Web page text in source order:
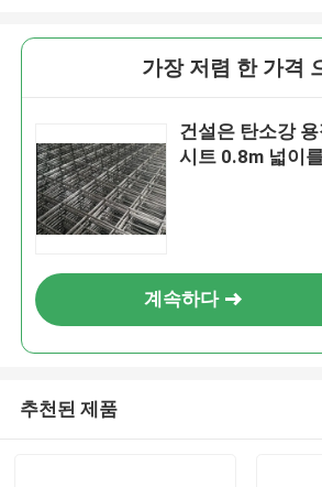
가장 저렴 한 가격
건설은 탄소강
시트 0.8m 넓이
계속하다
추천된 제품